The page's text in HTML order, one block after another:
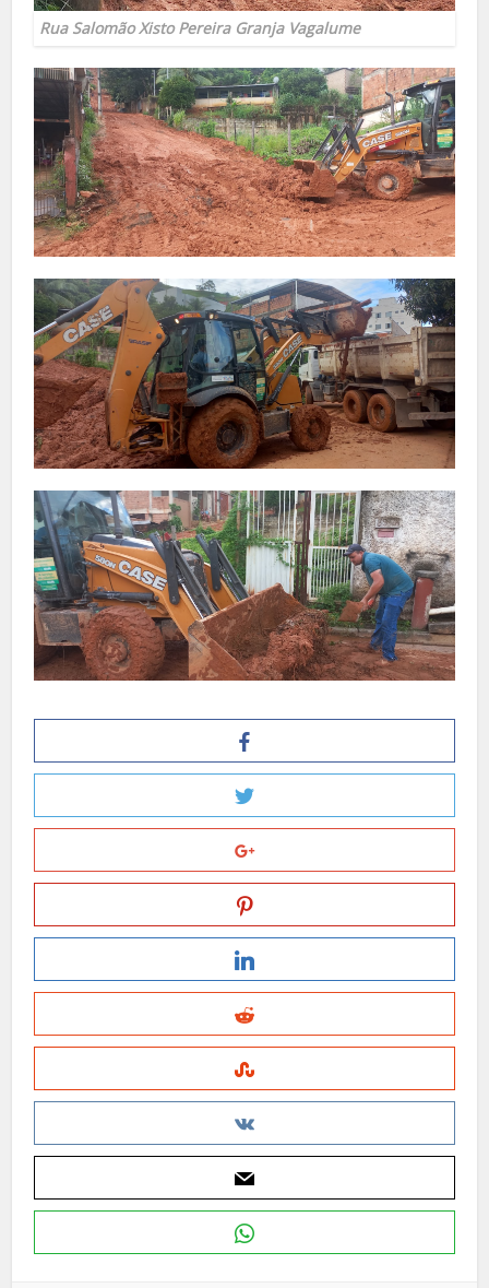
Rua Salomão Xisto Pereira Granja Vagalume